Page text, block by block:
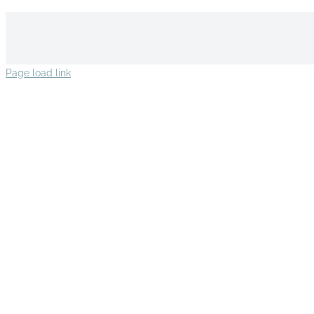
Page load link